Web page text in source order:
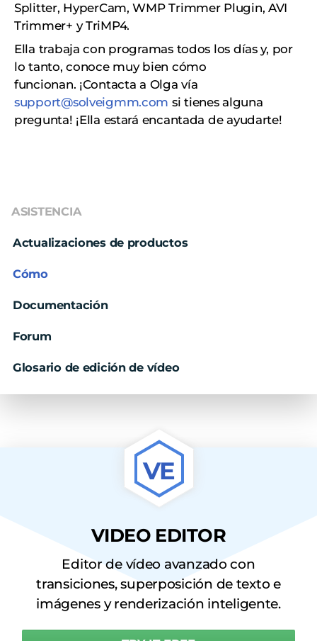
Splitter, HyperCam, WMP Trimmer Plugin, AVI
Trimmer+ y TriMP4.
Ella trabaja con programas todos los días y, por
lo tanto, conoce muy bien cómo
funcionan. ¡Contacta a Olga vía
support@solveigmm.com si tienes alguna
pregunta! ¡Ella estará encantada de ayudarte!
ASISTENCIA
Actualizaciones de productos
Cómo
Documentación
Forum
Glosario de edición de vídeo
VE
VIDEO EDITOR
Editor de vídeo avanzado con
transiciones, superposición de texto e
imágenes y renderización inteligente.